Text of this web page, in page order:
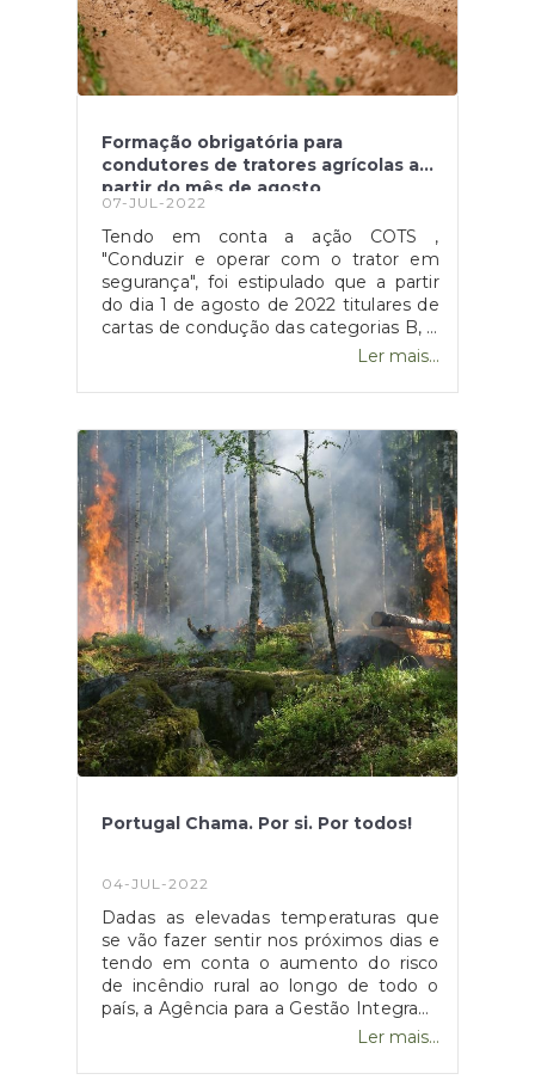
respetiva entidade escolar para
levantar o mesmo
presencialmente. Fonte: "Vouchers
para livros escolares disponíveis a partir
de 2 de agosto", disponível
para-livros-escolares-disponiveis-a-
partir-de-2-de-agosto
Formação obrigatória para
condutores de tratores agrícolas a
partir do mês de agosto
07-JUL-2022
Tendo em conta a ação COTS ,
"Conduzir e operar com o trator em
segurança", foi estipulado que a partir
do dia 1 de agosto de 2022 titulares de
cartas de condução das categorias B, C
e D, que pretendam obter habilitação
obrigatoriamente realizar a ação de
formação frequentadas ao abrigo do
Despacho n.º 1819/2019, de 14 de
fevereiro, consideram-se válidas até à
data da entrada em vigor do presente
despacho, para efeitos de
averbamento na carta de condução da
restrição 792 prevista na subalínea vi)
da alínea e) e da restrição 793 prevista
na subalínea iv) da alínea f), ambas do
n.º 4 do artigo 3.º do RHLC."Fonte:
"Diário da República Eletrónico -
Despacho n.º 1666/2021, de 12 de
Fevereiro", disponível
em: https://dre.pt/dre/detalhe/despacho/1666-
2021-157150026
Ler mais...
Portugal Chama. Por si. Por todos!
04-JUL-2022
Dadas as elevadas temperaturas que
se vão fazer sentir nos próximos dias e
tendo em conta o aumento do risco
de incêndio rural ao longo de todo o
país, a Agência para a Gestão Integrada
de Fogos Florestais decidiu apelar à
portugueses/as de forma a
Ler mais...